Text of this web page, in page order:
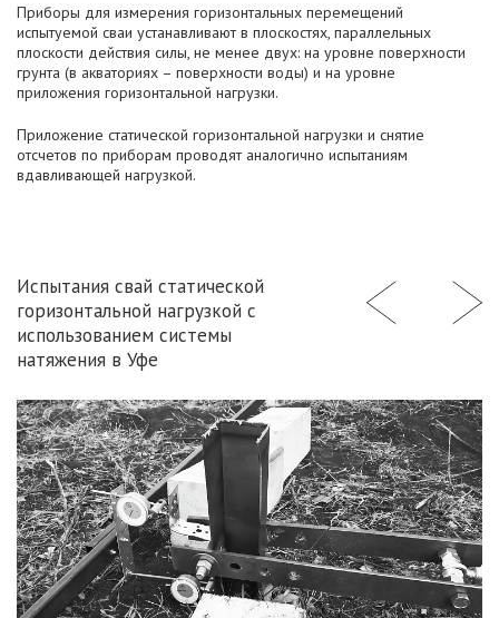
Приборы для измерения горизонтальных перемещений
испытуемой сваи устанавливают в плоскостях, параллельных
плоскости действия силы, не менее двух: на уровне поверхности
грунта (в акваториях – поверхности воды) и на уровне
приложения горизонтальной нагрузки.
Приложение статической горизонтальной нагрузки и снятие
отсчетов по приборам проводят аналогично испытаниям
вдавливающей нагрузкой.
Испытания свай статической
горизонтальной нагрузкой с
использованием системы
натяжения в Уфе